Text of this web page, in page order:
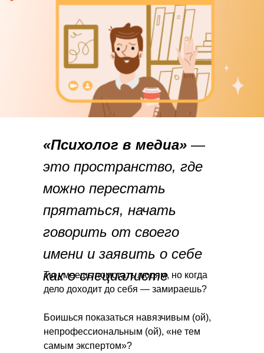
«Психолог в медиа» —
это пространство, где
можно перестать
прятаться, начать
говорить от своего
имени и заявить о себе
как о специалисте
Ты умеешь помогать людям, но когда
дело доходит до себя — замираешь?
Боишься показаться навязчивым (ой),
непрофессиональным (ой), «не тем
самым экспертом»?